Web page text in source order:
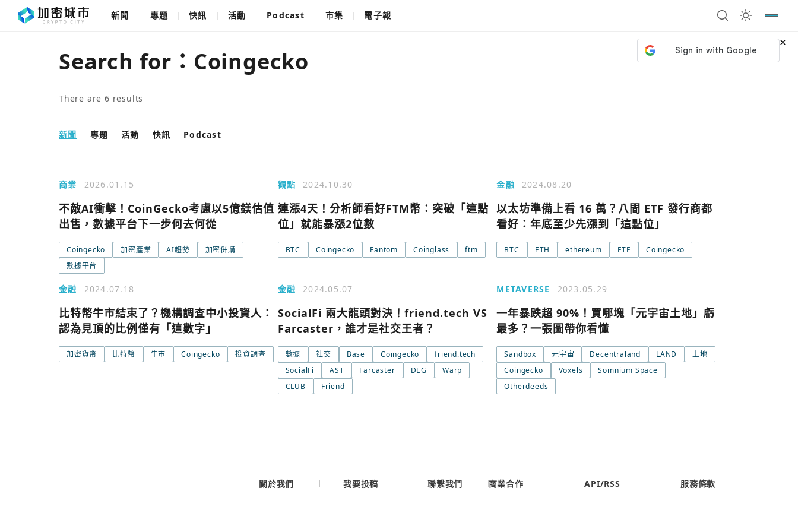
新聞 專題 快訊 活動 Podcast 市集 電子報
Search for： Coingecko
There are 6 results
新聞 專題 活動 快訊 Podcast
商業 2026.01.15
不敵AI衝擊！CoinGecko考慮以5億鎂估值
出售，數據平台下一步何去何從
Coingecko 加密產業 AI趨勢
加密併購
數據平台
觀點 2024.10.30
連漲4天！分析師看好FTM幣：突破「這點
位」就能暴漲2位數
BTC Coingecko Fantom Coinglass ftm
金融 2024.08.20
以太坊準備上看 16 萬？八間 ETF 發行商都
看好：年底至少先漲到「這點位」
BTC ETH ethereum ETF Coingecko
金融 2024.07.18
比特幣牛市結束了？機構調查中小投資人：
認為見頂的比例僅有「這數字」
加密貨幣 比特幣 牛市 Coingecko 投資調查
金融 2024.05.07
SocialFi 兩大龍頭對決！friend.tech VS
Farcaster，誰才是社交王者？
數據 社交 Base Coingecko
friend.tech
SocialFi
AST Farcaster DEG
Warp
CLUB
Friend
METAVERSE 2023.05.29
一年暴跌超 90%！買哪塊「元宇宙土地」虧
最多？一張圖帶你看懂
Sandbox 元宇宙 Decentraland LAND
土地
Coingecko
Voxels
Somnium Space
Otherdeeds
使用以下帳號繼續
Google
Apple
Email
您已閒置5分鐘，請點擊關閉按鈕或空白處，即可回到加密城市 關閉
今日熱門
追蹤加密城市
關於我們 我要投稿 聯繫我們 商業合作 API/RSS 服務條款
×